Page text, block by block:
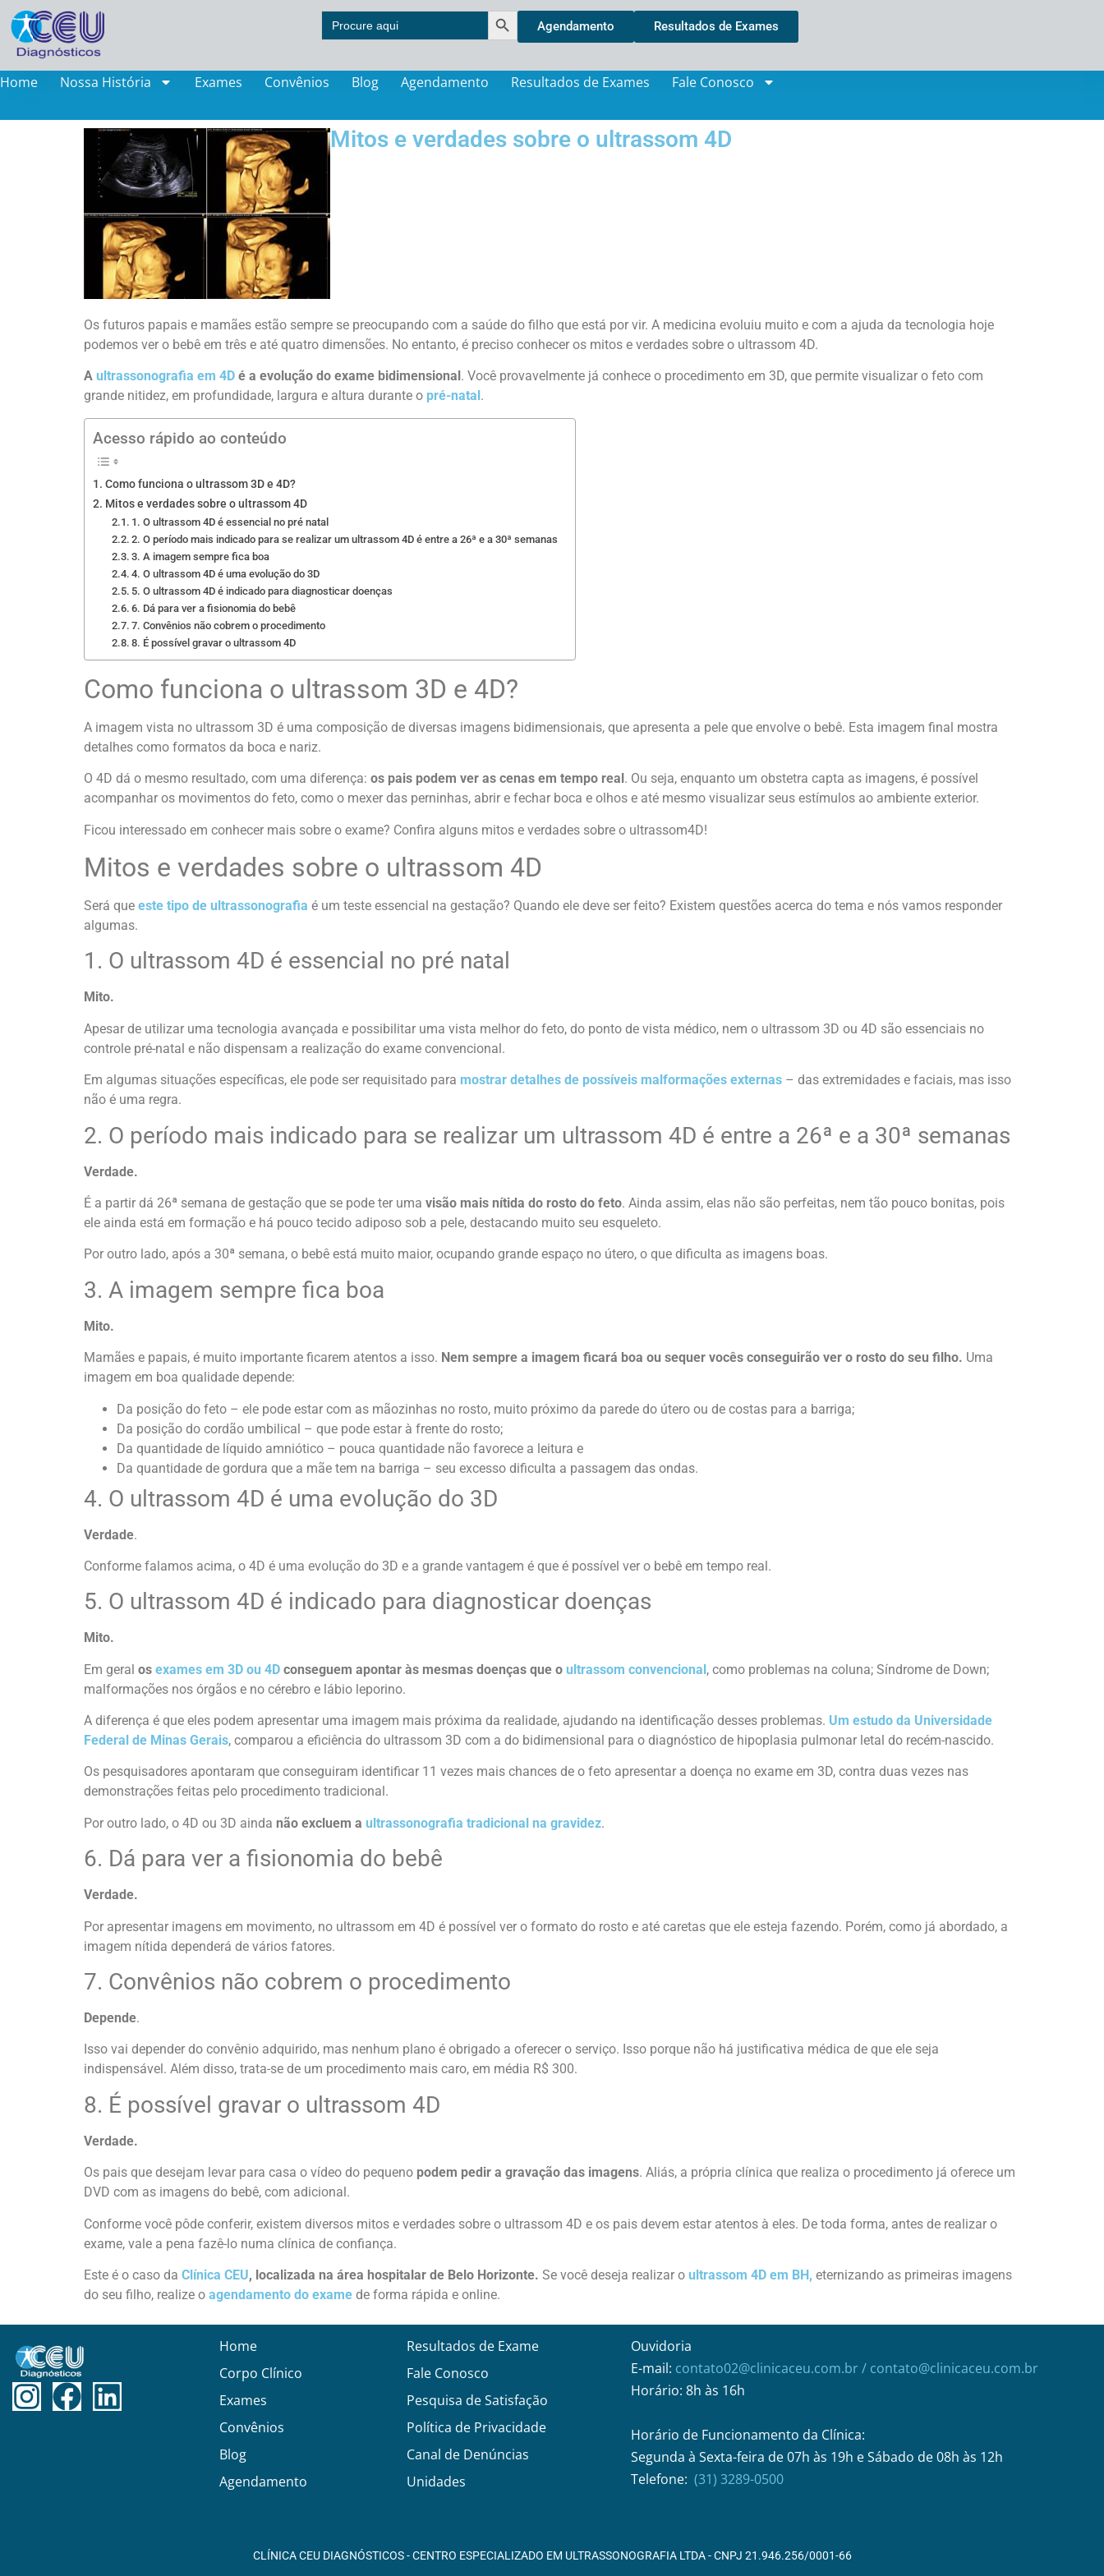
Search
for:
Search Button
Agendamento Resultados de Exames
Home Nossa História Exames Convênios Blog Agendamento Resultados de Exames Fale Conosco
Mitos e verdades sobre o ultrassom 4D
Os futuros papais e mamães estão sempre se preocupando com a saúde do filho que está por vir. A medicina evoluiu muito e com a ajuda da tecnologia hoje
podemos ver o bebê em três e até quatro dimensões. No entanto, é preciso conhecer os mitos e verdades sobre o ultrassom 4D.
A ultrassonografia em 4D é a evolução do exame bidimensional . Você provavelmente já conhece o procedimento em 3D, que permite visualizar o feto com
grande nitidez, em profundidade, largura e altura durante o pré-natal .
Acesso rápido ao conteúdo
Como funciona o ultrassom 3D e 4D?
Mitos e verdades sobre o ultrassom 4D
1. O ultrassom 4D é essencial no pré natal
2. O período mais indicado para se realizar um ultrassom 4D é entre a 26ª e a 30ª semanas
3. A imagem sempre fica boa
4. O ultrassom 4D é uma evolução do 3D
5. O ultrassom 4D é indicado para diagnosticar doenças
6. Dá para ver a fisionomia do bebê
7. Convênios não cobrem o procedimento
8. É possível gravar o ultrassom 4D
Como funciona o ultrassom 3D e 4D?
A imagem vista no ultrassom 3D é uma composição de diversas imagens bidimensionais, que apresenta a pele que envolve o bebê. Esta imagem final mostra
detalhes como formatos da boca e nariz.
O 4D dá o mesmo resultado, com uma diferença: os pais podem ver as cenas em tempo real . Ou seja, enquanto um obstetra capta as imagens, é possível
acompanhar os movimentos do feto, como o mexer das perninhas, abrir e fechar boca e olhos e até mesmo visualizar seus estímulos ao ambiente exterior.
Ficou interessado em conhecer mais sobre o exame? Confira alguns mitos e verdades sobre o ultrassom4D!
Mitos e verdades sobre o ultrassom 4D
Será que este tipo de ultrassonografia é um teste essencial na gestação? Quando ele deve ser feito? Existem questões acerca do tema e nós vamos responder
algumas.
1. O ultrassom 4D é essencial no pré natal
Mito.
Apesar de utilizar uma tecnologia avançada e possibilitar uma vista melhor do feto, do ponto de vista médico, nem o ultrassom 3D ou 4D são essenciais no
controle pré-natal e não dispensam a realização do exame convencional.
Em algumas situações específicas, ele pode ser requisitado para mostrar detalhes de possíveis malformações externas – das extremidades e faciais, mas isso
não é uma regra.
2. O período mais indicado para se realizar um ultrassom 4D é entre a 26ª e a 30ª semanas
Verdade.
É a partir dá 26ª semana de gestação que se pode ter uma visão mais nítida do rosto do feto. Ainda assim, elas não são perfeitas, nem tão pouco bonitas, pois
ele ainda está em formação e há pouco tecido adiposo sob a pele, destacando muito seu esqueleto.
Por outro lado, após a 30ª semana, o bebê está muito maior, ocupando grande espaço no útero, o que dificulta as imagens boas.
3. A imagem sempre fica boa
Mito.
Mamães e papais, é muito importante ficarem atentos a isso. Nem sempre a imagem ficará boa ou sequer vocês conseguirão ver o rosto do seu filho. Uma
imagem em boa qualidade depende:
Da posição do feto – ele pode estar com as mãozinhas no rosto, muito próximo da parede do útero ou de costas para a barriga;
Da posição do cordão umbilical – que pode estar à frente do rosto;
Da quantidade de líquido amniótico – pouca quantidade não favorece a leitura e
Da quantidade de gordura que a mãe tem na barriga – seu excesso dificulta a passagem das ondas.
4. O ultrassom 4D é uma evolução do 3D
Verdade.
Conforme falamos acima, o 4D é uma evolução do 3D e a grande vantagem é que é possível ver o bebê em tempo real.
5. O ultrassom 4D é indicado para diagnosticar doenças
Mito.
Em geral os exames em 3D ou 4D conseguem apontar às mesmas doenças que o ultrassom convencional, como problemas na coluna; Síndrome de Down;
malformações nos órgãos e no cérebro e lábio leporino.
A diferença é que eles podem apresentar uma imagem mais próxima da realidade, ajudando na identificação desses problemas. Um estudo da Universidade
Federal de Minas Gerais, comparou a eficiência do ultrassom 3D com a do bidimensional para o diagnóstico de hipoplasia pulmonar letal do recém-nascido.
Os pesquisadores apontaram que conseguiram identificar 11 vezes mais chances de o feto apresentar a doença no exame em 3D, contra duas vezes nas
demonstrações feitas pelo procedimento tradicional.
Por outro lado, o 4D ou 3D ainda não excluem a ultrassonografia tradicional na gravidez.
6. Dá para ver a fisionomia do bebê
Verdade.
Por apresentar imagens em movimento, no ultrassom em 4D é possível ver o formato do rosto e até caretas que ele esteja fazendo. Porém, como já abordado, a
imagem nítida dependerá de vários fatores.
7. Convênios não cobrem o procedimento
Depende.
Isso vai depender do convênio adquirido, mas nenhum plano é obrigado a oferecer o serviço. Isso porque não há justificativa médica de que ele seja
indispensável. Além disso, trata-se de um procedimento mais caro, em média R$ 300.
8. É possível gravar o ultrassom 4D
Verdade.
Os pais que desejam levar para casa o vídeo do pequeno podem pedir a gravação das imagens. Aliás, a própria clínica que realiza o procedimento já oferece um
DVD com as imagens do bebê, com adicional.
Conforme você pôde conferir, existem diversos mitos e verdades sobre o ultrassom 4D e os pais devem estar atentos à eles. De toda forma, antes de realizar o
exame, vale a pena fazê-lo numa clínica de confiança.
Este é o caso da Clínica CEU, localizada na área hospitalar de Belo Horizonte. Se você deseja realizar o ultrassom 4D em BH, eternizando as primeiras imagens
do seu filho, realize o agendamento do exame de forma rápida e online.
Home
Corpo Clínico
Exames
Convênios
Blog
Agendamento
Resultados de Exame
Fale Conosco
Pesquisa de Satisfação
Política de Privacidade
Canal de Denúncias
Unidades
Ouvidoria
E-mail: contato02@clinicaceu.com.br/ contato@clinicaceu.com.br
Horário: 8h às 16h
Horário de Funcionamento da Clínica:
Segunda à Sexta-feira de 07h às 19h e Sábado de 08h às 12h
Telefone:(31) 3289-0500
CLÍNICA CEU DIAGNÓSTICOS - CENTRO ESPECIALIZADO EM ULTRASSONOGRAFIA LTDA - CNPJ 21.946.256/0001-66